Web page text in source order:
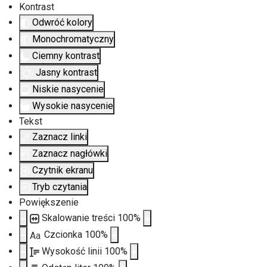
Kontrast
Odwróć kolory
Monochromatyczny
Ciemny kontrast
Jasny kontrast
Niskie nasycenie
Wysokie nasycenie
Tekst
Zaznacz linki
Zaznacz nagłówki
Czytnik ekranu
Tryb czytania
Powiększenie
Skalowanie treści 100%
Aa Czcionka 100%
Wysokość linii 100%